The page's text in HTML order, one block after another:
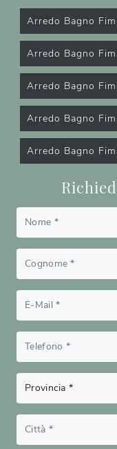
Arredo Bagno
Arredo Bagno
Arredo Bagno
Arredo Bagno
Arredo Bagno